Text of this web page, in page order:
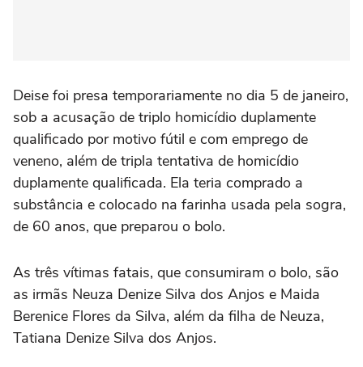
Deise foi presa temporariamente no dia 5 de janeiro,
sob a acusação de triplo homicídio duplamente
qualificado por motivo fútil e com emprego de
veneno, além de tripla tentativa de homicídio
duplamente qualificada. Ela teria comprado a
substância e colocado na farinha usada pela sogra,
de 60 anos, que preparou o bolo.
As três vítimas fatais, que consumiram o bolo, são
as irmãs Neuza Denize Silva dos Anjos e Maida
Berenice Flores da Silva, além da filha de Neuza,
Tatiana Denize Silva dos Anjos.